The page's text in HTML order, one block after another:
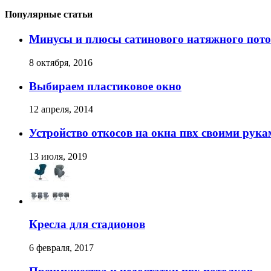
Популярные статьи
Минусы и плюсы сатинового натяжного
8 октября, 2016
Выбираем пластиковое окно
12 апреля, 2014
Устройство откосов на окна пвх своими
13 июля, 2019
Кресла для стадионов
6 февраля, 2017